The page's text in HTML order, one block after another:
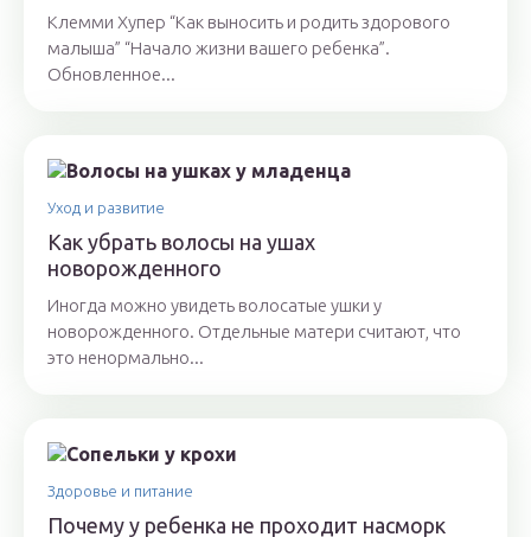
Клемми Хупер “Как выносить и родить здорового
малыша” “Начало жизни вашего ребенка”.
Обновленное...
Уход и развитие
Как убрать волосы на ушах
новорожденного
Иногда можно увидеть волосатые ушки у
новорожденного. Отдельные матери считают, что
это ненормально...
Здоровье и питание
Почему у ребенка не проходит насморк